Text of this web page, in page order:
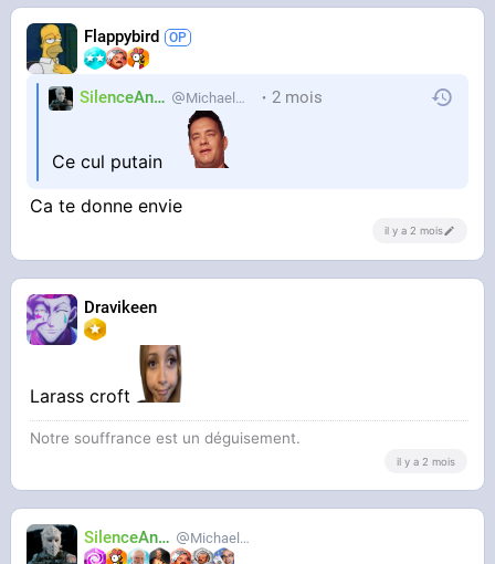
Flappybird
SilenceAnus MichaelMann 2 mois
Ce cul putain
Ca te donne envie
il y a 2 mois
Dravikeen
Larass croft
Notre souffrance est un déguisement.
il y a 2 mois
SilenceAnus MichaelMann